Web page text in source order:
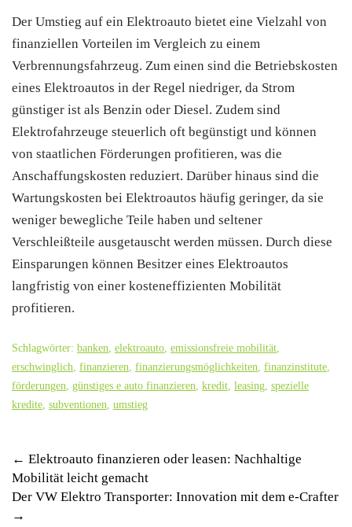
Der Umstieg auf ein Elektroauto bietet eine Vielzahl von
finanziellen Vorteilen im Vergleich zu einem
Verbrennungsfahrzeug. Zum einen sind die Betriebskosten
eines Elektroautos in der Regel niedriger, da Strom
günstiger ist als Benzin oder Diesel. Zudem sind
Elektrofahrzeuge steuerlich oft begünstigt und können
von staatlichen Förderungen profitieren, was die
Anschaffungskosten reduziert. Darüber hinaus sind die
Wartungskosten bei Elektroautos häufig geringer, da sie
weniger bewegliche Teile haben und seltener
Verschleißteile ausgetauscht werden müssen. Durch diese
Einsparungen können Besitzer eines Elektroautos
langfristig von einer kosteneffizienten Mobilität
profitieren.
Schlagwörter: banken elektroauto emissionsfreie mobilität
erschwinglich finanzieren finanzierungsmöglichkeiten finanzinstitute
förderungen günstiges e auto finanzieren kredit leasing spezielle
kredite subventionen umstieg
Post
navigation
← Elektroauto finanzieren oder leasen: Nachhaltige
Mobilität leicht gemacht
Der VW Elektro Transporter: Innovation mit dem e-Crafter
→